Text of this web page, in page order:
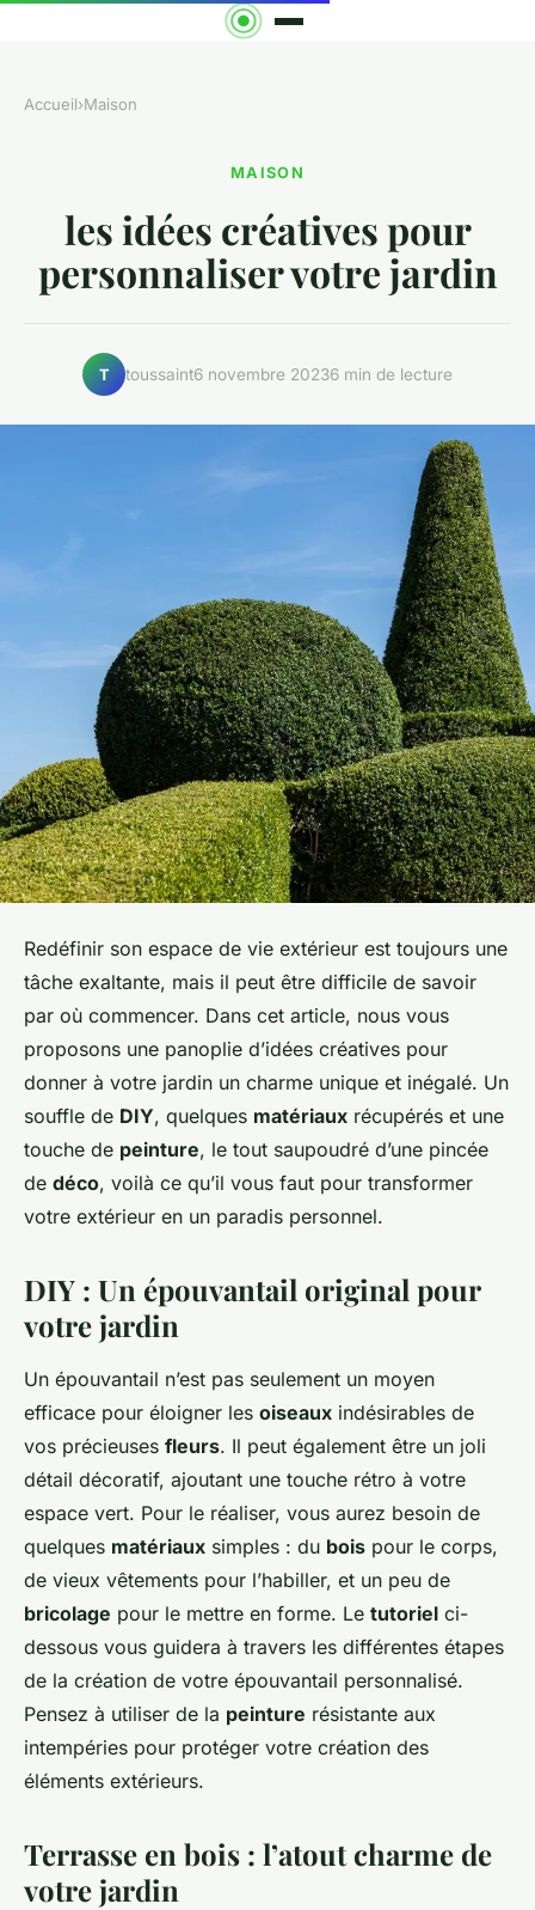
Accueil›Maison
MAISON
les idées créatives pour
personnaliser votre jardin
T toussaint6 novembre 20236 min de lecture
Redéfinir son espace de vie extérieur est toujours une
tâche exaltante, mais il peut être difficile de savoir
par où commencer. Dans cet article, nous vous
proposons une panoplie d’idées créatives pour
donner à votre jardin un charme unique et inégalé. Un
souffle de DIY, quelques matériaux récupérés et une
touche de peinture, le tout saupoudré d’une pincée
de déco, voilà ce qu’il vous faut pour transformer
votre extérieur en un paradis personnel.
DIY : Un épouvantail original pour
votre jardin
Un épouvantail n’est pas seulement un moyen
efficace pour éloigner les oiseaux indésirables de
vos précieuses fleurs. Il peut également être un joli
détail décoratif, ajoutant une touche rétro à votre
espace vert. Pour le réaliser, vous aurez besoin de
quelques matériaux simples : du bois pour le corps,
de vieux vêtements pour l’habiller, et un peu de
bricolage pour le mettre en forme. Le tutoriel ci-
dessous vous guidera à travers les différentes étapes
de la création de votre épouvantail personnalisé.
Pensez à utiliser de la peinture résistante aux
intempéries pour protéger votre création des
éléments extérieurs.
Terrasse en bois : l’atout charme de
votre jardin